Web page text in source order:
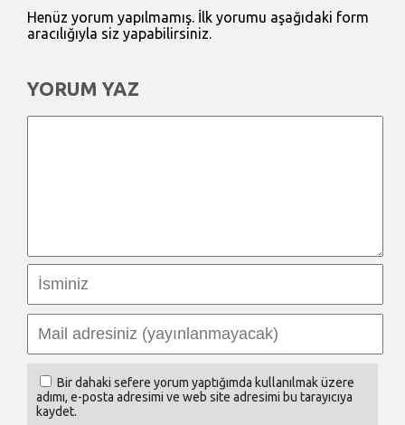
Henüz yorum yapılmamış. İlk yorumu aşağıdaki form
aracılığıyla siz yapabilirsiniz.
YORUM YAZ
Bir dahaki sefere yorum yaptığımda kullanılmak üzere
adımı, e-posta adresimi ve web site adresimi bu tarayıcıya
kaydet.